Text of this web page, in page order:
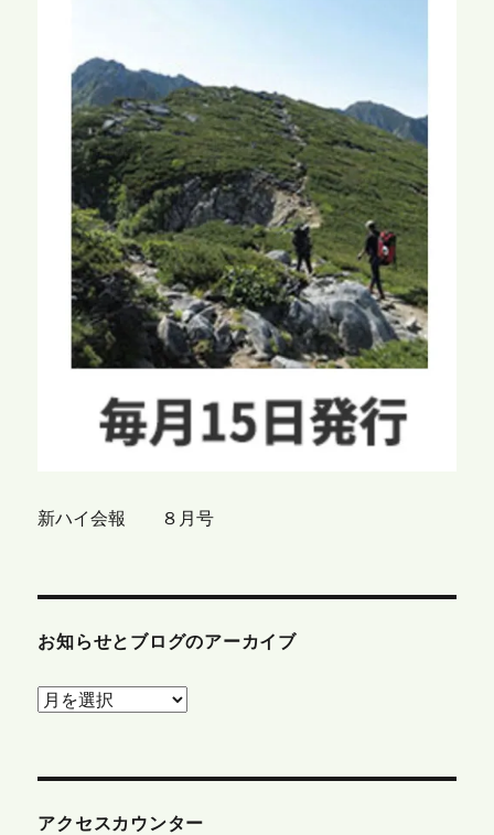
新ハイ会報 ８月号
お知らせとブログのアーカイブ
お
と
アクセスカウンター